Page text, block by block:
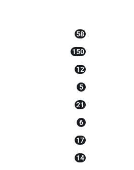
58
150
12
5
21
6
17
14